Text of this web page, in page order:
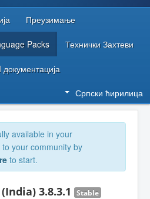
Преузимање
Packs Технички Захтеви
документација
Српски ћирилица
available in your
your community by
to start.
3.8.3.1 Stable